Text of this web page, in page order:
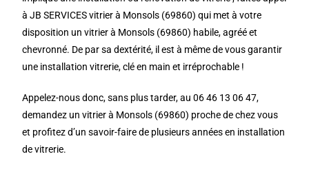
à JB SERVICES vitrier à Monsols (69860) qui met à votre
disposition un vitrier à Monsols (69860) habile, agréé et
chevronné. De par sa dextérité, il est à même de vous garantir
une installation vitrerie, clé en main et irréprochable !
Appelez-nous donc, sans plus tarder, au 06 46 13 06 47,
demandez un vitrier à Monsols (69860) proche de chez vous
et profitez d’un savoir-faire de plusieurs années en installation
de vitrerie.